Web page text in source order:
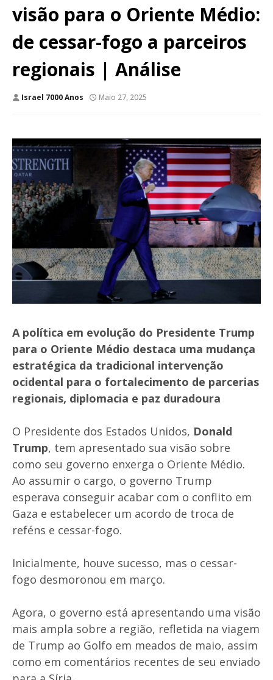
visão para o Oriente Médio:
de cessar-fogo a parceiros
regionais | Análise
Israel 7000 Anos Maio 27, 2025
A política em evolução do Presidente Trump
para o Oriente Médio destaca uma mudança
estratégica da tradicional intervenção
ocidental para o fortalecimento de parcerias
regionais, diplomacia e paz duradoura
O Presidente dos Estados Unidos, Donald
Trump, tem apresentado sua visão sobre
como seu governo enxerga o Oriente Médio.
Ao assumir o cargo, o governo Trump
esperava conseguir acabar com o conflito em
Gaza e estabelecer um acordo de troca de
reféns e cessar-fogo.
Inicialmente, houve sucesso, mas o cessar-
fogo desmoronou em março.
Agora, o governo está apresentando uma visão
mais ampla sobre a região, refletida na viagem
de Trump ao Golfo em meados de maio, assim
como em comentários recentes de seu enviado